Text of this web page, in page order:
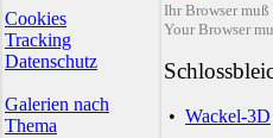
Cookies
Tracking
Datenschutz
Galerien nach
Thema
Ihr Browser
Your Browser
• Wackel-3D